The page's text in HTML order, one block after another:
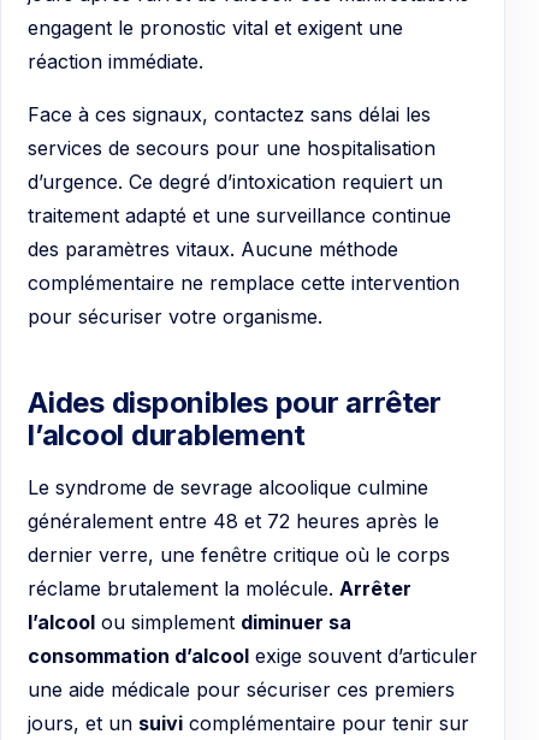
engagent le pronostic vital et exigent une
réaction immédiate.
Face à ces signaux, contactez sans délai les
services de secours pour une hospitalisation
d’urgence. Ce degré d’intoxication requiert un
traitement adapté et une surveillance continue
des paramètres vitaux. Aucune méthode
complémentaire ne remplace cette intervention
pour sécuriser votre organisme.
Aides disponibles pour arrêter
l’alcool durablement
Le syndrome de sevrage alcoolique culmine
généralement entre 48 et 72 heures après le
dernier verre, une fenêtre critique où le corps
réclame brutalement la molécule. Arrêter
l’alcool ou simplement diminuer sa
consommation d’alcool exige souvent d’articuler
une aide médicale pour sécuriser ces premiers
jours, et un suivi complémentaire pour tenir sur